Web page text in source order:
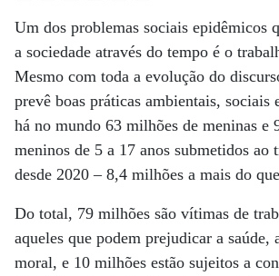
Um dos problemas sociais epidêmicos
a sociedade através do tempo é o
Mesmo com toda a evolução do
prevê boas práticas ambientais, sociais
há no mundo 63 milhões de meninas e
meninos de 5 a 17 anos submetidos
desde 2020 – 8,4 milhões a mais do
Do total, 79 milhões são vítimas de
aqueles que podem prejudicar a saúde,
moral, e 10 milhões estão sujeitos a